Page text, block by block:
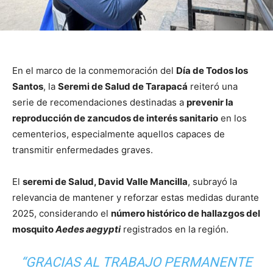
En el marco de la conmemoración del Día de Todos los
Santos, la Seremi de Salud de Tarapacá reiteró una
serie de recomendaciones destinadas a prevenir la
reproducción de zancudos de interés sanitario en los
cementerios, especialmente aquellos capaces de
transmitir enfermedades graves.
El seremi de Salud, David Valle Mancilla, subrayó la
relevancia de mantener y reforzar estas medidas durante
2025, considerando el número histórico de hallazgos del
mosquitoAedes aegyptiregistrados en la región.
“GRACIAS AL TRABAJO PERMANENTE